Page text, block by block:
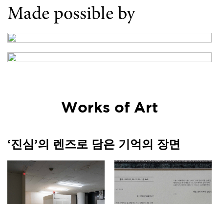
Made possible by
Works of Art
‘진심’의 렌즈로 담은 기억의 장면